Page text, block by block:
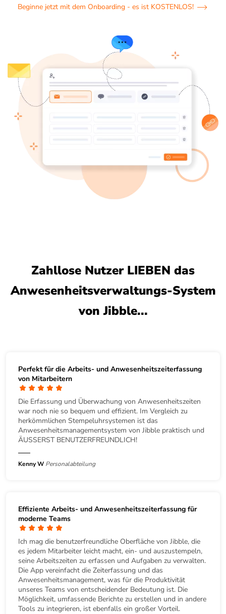
Beginne jetzt mit dem Onboarding - es ist KOSTENLOS!
Zahllose Nutzer LIEBEN das
Anwesenheitsverwaltungs-System
von Jibble...
Perfekt für die Arbeits- und Anwesenheitszeiterfassung
von Mitarbeitern
Die Erfassung und Überwachung von Anwesenheitszeiten
war noch nie so bequem und effizient. Im Vergleich zu
herkömmlichen Stempeluhrsystemen ist das
Anwesenheitsmanagementsystem von Jibble praktisch und
ÄUSSERST BENUTZERFREUNDLICH!
Kenny W Personalabteilung
Effiziente Arbeits- und Anwesenheitszeiterfassung für
moderne Teams
Ich mag die benutzerfreundliche Oberfläche von Jibble, die
es jedem Mitarbeiter leicht macht, ein- und auszustempeln,
seine Arbeitszeiten zu erfassen und Aufgaben zu verwalten.
Die App vereinfacht die Zeiterfassung und das
Anwesenheitsmanagement, was für die Produktivität
unseres Teams von entscheidender Bedeutung ist. Die
Möglichkeit, umfassende Berichte zu erstellen und in andere
Tools zu integrieren, ist ebenfalls ein großer Vorteil.